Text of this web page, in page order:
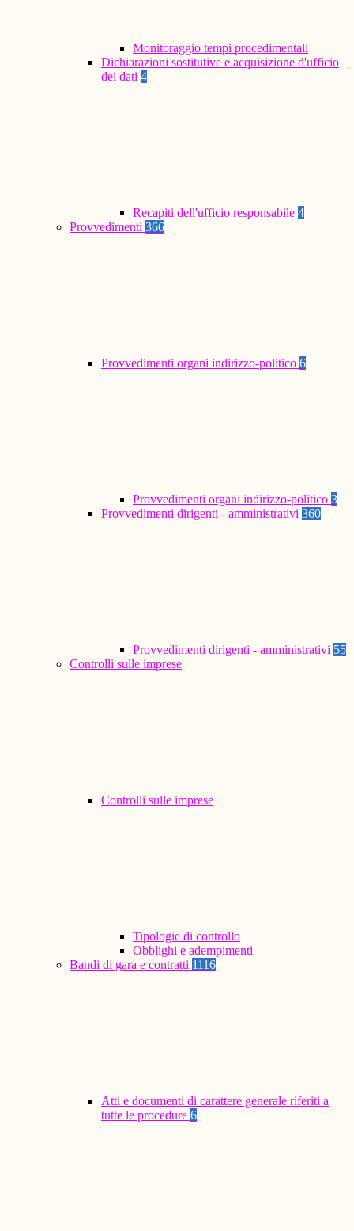
Monitoraggio tempi procedimentali
Dichiarazioni sostitutive e acquisizione d'ufficio
dei dati 4
Recapiti dell'ufficio responsabile 4
Provvedimenti 366
Provvedimenti organi indirizzo-politico 6
Provvedimenti organi indirizzo-politico 3
Provvedimenti dirigenti - amministrativi 360
Provvedimenti dirigenti - amministrativi 55
Controlli sulle imprese
Controlli sulle imprese
Tipologie di controllo
Obblighi e adempimenti
Bandi di gara e contratti 1116
Atti e documenti di carattere generale riferiti a
tutte le procedure 6